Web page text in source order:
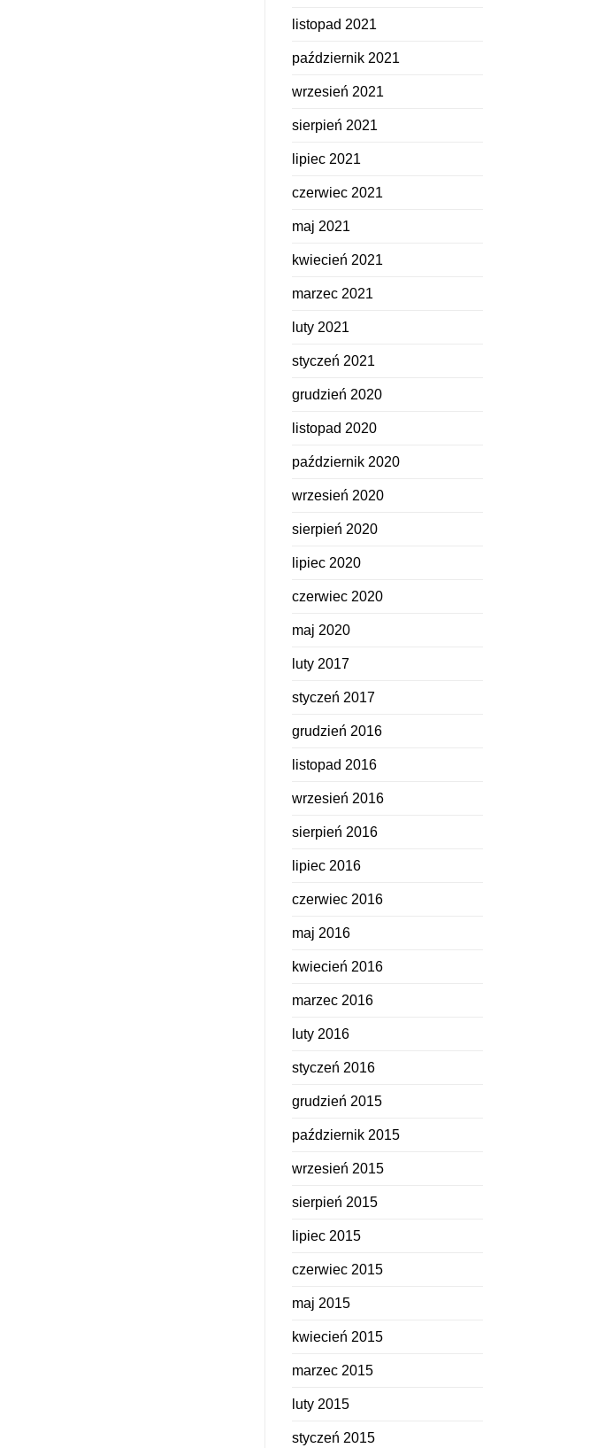
listopad 2021
październik 2021
wrzesień 2021
sierpień 2021
lipiec 2021
czerwiec 2021
maj 2021
kwiecień 2021
marzec 2021
luty 2021
styczeń 2021
grudzień 2020
listopad 2020
październik 2020
wrzesień 2020
sierpień 2020
lipiec 2020
czerwiec 2020
maj 2020
luty 2017
styczeń 2017
grudzień 2016
listopad 2016
wrzesień 2016
sierpień 2016
lipiec 2016
czerwiec 2016
maj 2016
kwiecień 2016
marzec 2016
luty 2016
styczeń 2016
grudzień 2015
październik 2015
wrzesień 2015
sierpień 2015
lipiec 2015
czerwiec 2015
maj 2015
kwiecień 2015
marzec 2015
luty 2015
styczeń 2015